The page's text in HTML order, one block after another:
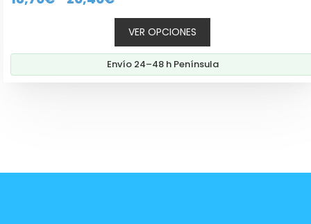
5
de
precios:
desde
18,70€
VER OPCIONES
Envío 24–48 h Península